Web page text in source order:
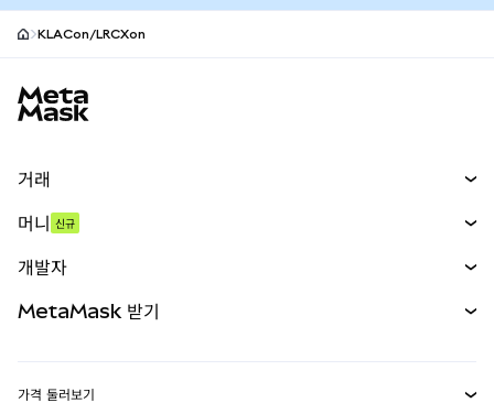
KLACon/LRCXon
거래
무기한 선물
실물자산
머니 신규
개발자
MetaMask 받기
가격 둘러보기